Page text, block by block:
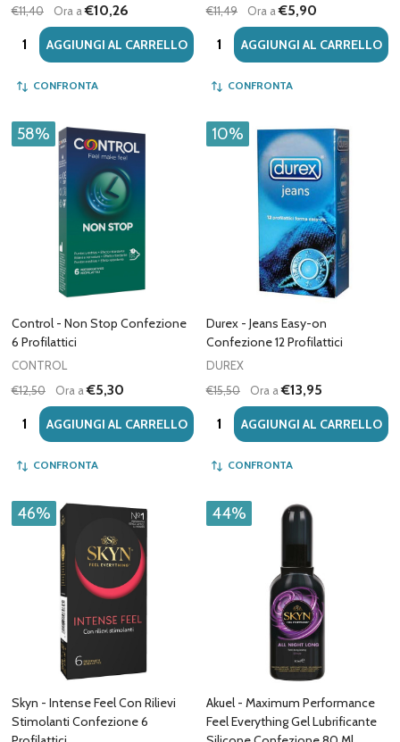
€11,40
Ora a€10,26
Quantità:AGGIUNGI AL CARRELLO
CONFRONTA
€11,49
Ora a€5,90
Quantità:AGGIUNGI AL CARRELLO
CONFRONTA
58%
Control - Non Stop Confezione
6 Profilattici
CONTROL
€12,50
Ora a€5,30
Quantità:AGGIUNGI AL CARRELLO
CONFRONTA
10%
Durex - Jeans Easy-on
Confezione 12 Profilattici
DUREX
€15,50
Ora a€13,95
Quantità:AGGIUNGI AL CARRELLO
CONFRONTA
46%
Skyn - Intense Feel Con Rilievi
Stimolanti Confezione 6
44%
Akuel - Maximum Performance
Feel Everything Gel Lubrificante